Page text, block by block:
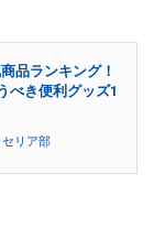
品ランキング！
べき便利グッズ1
リア部